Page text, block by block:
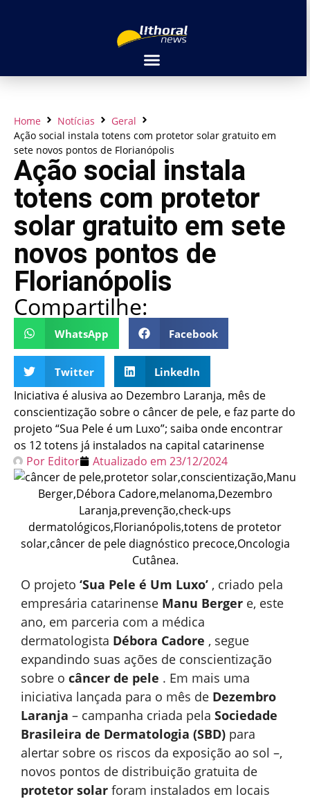
Home Notícias
Geral
Ação social instala totens com protetor solar gratuito em
sete novos pontos de Florianópolis
Ação social instala
totens com protetor
solar gratuito em sete
novos pontos de
Florianópolis
Compartilhe:
WhatsApp Facebook
Twitter LinkedIn
Iniciativa é alusiva ao Dezembro Laranja, mês de
conscientização sobre o câncer de pele, e faz parte do
projeto “Sua Pele é um Luxo”; saiba onde encontrar
os 12 totens já instalados na capital catarinense
Por Editor Atualizado em 23/12/2024
O projeto ‘Sua Pele é Um Luxo’ , criado pela
empresária catarinense Manu Berger e, este
ano, em parceria com a médica
dermatologista Débora Cadore , segue
expandindo suas ações de conscientização
sobre o câncer de pele . Em mais uma
iniciativa lançada para o mês de Dezembro
Laranja – campanha criada pela Sociedade
Brasileira de Dermatologia (SBD) para
alertar sobre os riscos da exposição ao sol –,
novos pontos de distribuição gratuita de
protetor solar foram instalados em locais